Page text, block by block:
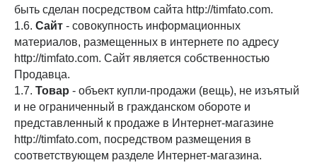
быть сделан посредством сайта http://timfato.com.
1.6. Сайт - совокупность информационных
материалов, размещенных в интернете по адресу
http://timfato.com. Сайт является собственностью
Продавца.
1.7. Товар - объект купли-продажи (вещь), не изъятый
и не ограниченный в гражданском обороте и
представленный к продаже в Интернет-магазине
http://timfato.com, посредством размещения в
соответствующем разделе Интернет-магазина.